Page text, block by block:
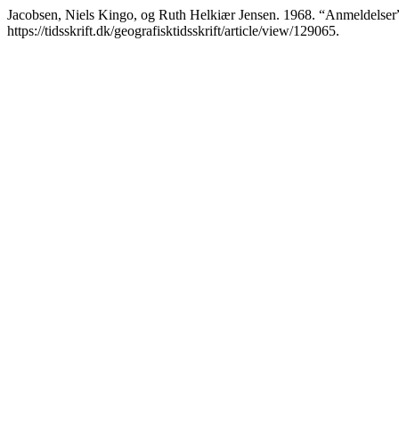
Jacobsen, Niels Kingo, og Ruth Helkiær Jensen. 1968.
https://tidsskrift.dk/geografisktidsskrift/article/view/129065.